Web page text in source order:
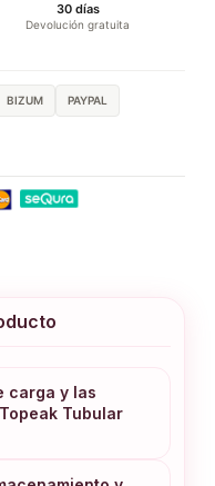
30 días
Devolución gratuita
BIZUM PAYPAL
carga y las
Tubular